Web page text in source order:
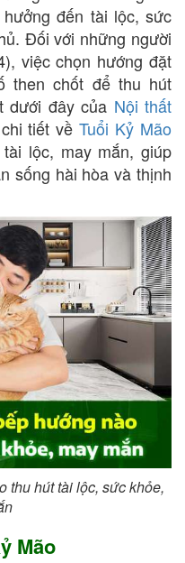
đến tài lộc, sức
Đối với những người
việc chọn hướng đặt
then chốt để thu hút
dưới đây của Nội thất
tiết vềTuổi Kỷ Mão
lộc, may mắn, giúp
sống hài hòa và thịnh
thu hút tài lộc, sức khỏe,
Mão